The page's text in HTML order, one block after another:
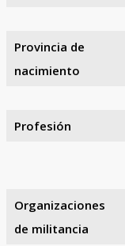
Provincia de
nacimiento
Profesión
Organizaciones
de militancia